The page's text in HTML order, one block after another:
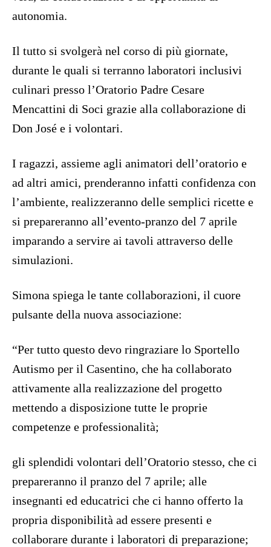
autonomia.
Il tutto si svolgerà nel corso di più giornate,
durante le quali si terranno laboratori inclusivi
culinari presso l’Oratorio Padre Cesare
Mencattini di Soci grazie alla collaborazione di
Don José e i volontari.
I ragazzi, assieme agli animatori dell’oratorio e
ad altri amici, prenderanno infatti confidenza con
l’ambiente, realizzeranno delle semplici ricette e
si prepareranno all’evento-pranzo del 7 aprile
imparando a servire ai tavoli attraverso delle
simulazioni.
Simona spiega le tante collaborazioni, il cuore
pulsante della nuova associazione:
“Per tutto questo devo ringraziare lo Sportello
Autismo per il Casentino, che ha collaborato
attivamente alla realizzazione del progetto
mettendo a disposizione tutte le proprie
competenze e professionalità;
gli splendidi volontari dell’Oratorio stesso, che ci
prepareranno il pranzo del 7 aprile; alle
insegnanti ed educatrici che ci hanno offerto la
propria disponibilità ad essere presenti e
collaborare durante i laboratori di preparazione;